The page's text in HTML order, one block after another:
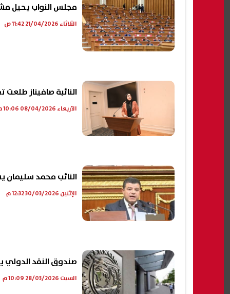
مجلس النواب يحيل
الثلاثاء 21/04/2026 11:42 ص
النائبة صافيناز
الأربعاء 08/04/2026 10:06 م
النائب محمد سليمان
الإثنين 30/03/2026 12:32 م
صندوق النقد الدولي يحدد جدول صرف
السبت 28/03/2026 10:09 م